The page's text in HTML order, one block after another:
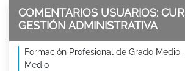
COMENTARIOS USUARIOS:
GESTIÓN ADMINISTRATIVA
Formación Profesional de Grado Medio
Medio